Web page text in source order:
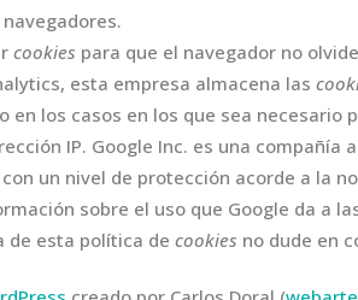
cookies para que el navegador no
esta empresa almacena las
en los casos en los que sea
IP. Google Inc. es una
un nivel de protección acorde a la
sobre el uso que Google da a
de esta política decookies no dude en